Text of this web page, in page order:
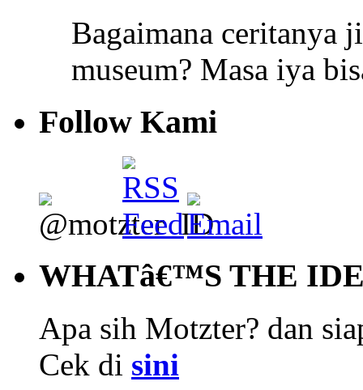
Bagaimana ceritanya
museum? Masa iya
Follow Kami
WHATâ€™S THE
Apa sih Motzter? dan
Cek di sini